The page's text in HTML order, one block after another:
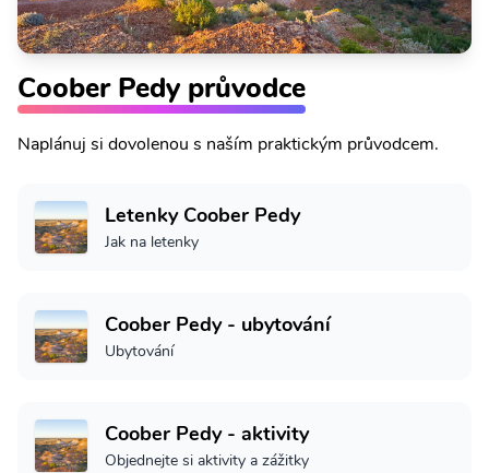
Coober Pedy průvodce
Naplánuj si dovolenou s naším praktickým průvodcem.
Letenky Coober Pedy
Jak na letenky
Coober Pedy - ubytování
Ubytování
Coober Pedy - aktivity
Objednejte si aktivity a zážitky